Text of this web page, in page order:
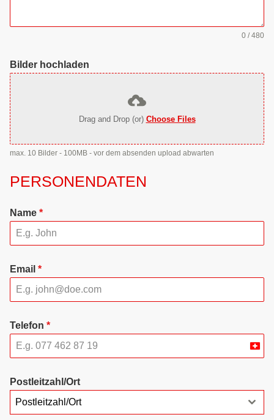
0 / 480
Bilder hochladen
Drag and Drop (or) Choose Files
max. 10 Bilder - 100MB - vor dem absenden upload abwarten
PERSONENDATEN
Name *
Email *
Telefon *
Postleitzahl/Ort
Postleitzahl/Ort